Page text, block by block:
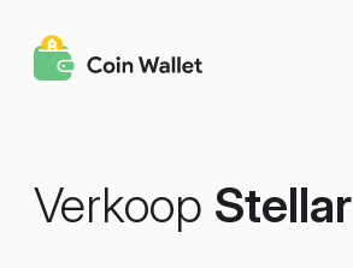
Verkoop Stellar